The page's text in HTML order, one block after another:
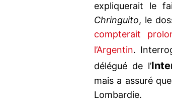
expliquerait le
Chringuito, le
compterait
l’Argentin.
délégué de l’
mais a assuré
Lombardie.